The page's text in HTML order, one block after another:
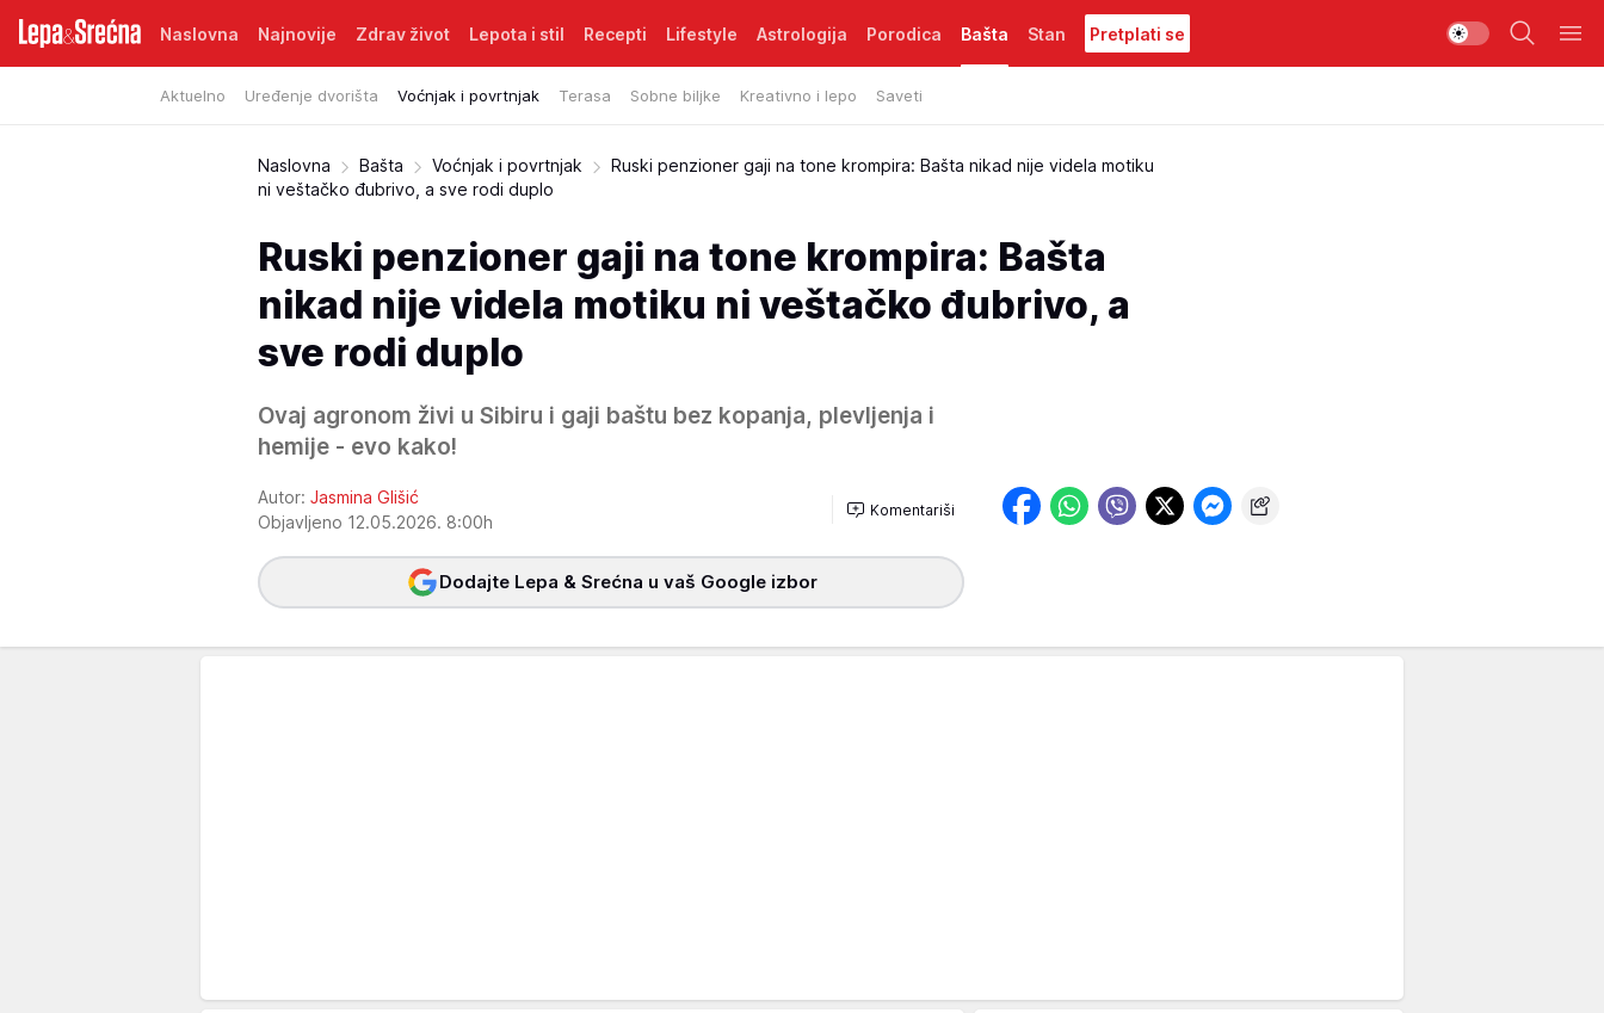
Naslovna Najnovije Zdrav život Lepota i stil Recepti Lifestyle Astrologija Porodica Bašta
Aktuelno Uređenje dvorišta Voćnjak i povrtnjak Terasa Sobne biljke Kreativno i lepo Saveti
Stan Pretplati se
Naslovna Bašta Voćnjak i povrtnjak
Ruski penzioner gaji na tone krompira: Bašta nikad nije videla motiku
ni veštačko đubrivo, a sve rodi duplo
Ruski penzioner gaji na tone krompira: Bašta
nikad nije videla motiku ni veštačko đubrivo, a
sve rodi duplo
Ovaj agronom živi u Sibiru i gaji baštu bez kopanja, plevljenja i
hemije - evo kako!
Autor: Jasmina Glišić
Objavljeno 12.05.2026. 8:00h
Komentariši
Dodajte Lepa & Srećna u vaš Google izbor